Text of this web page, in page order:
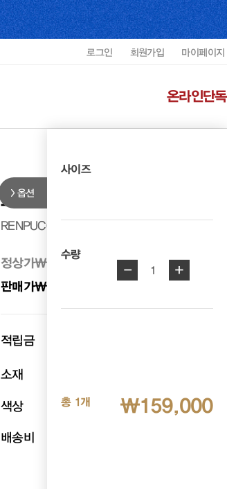
로그인 회원가입 마이페이지
온라인단독
옵션
사이즈
수량
- 1 +
총 1개 ₩159,000
르느와르 여성 투웨이 펌프스
RENPUC6101G4
정상가₩ 318,000
판매가₩ 159,000
적립금
소재
색상
배송비